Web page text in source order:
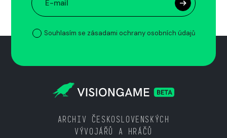
Souhlasím se zásadami ochrany osobních údajů
ARCHIV ČESKOSLOVENSKÝCH
VÝVOJÁŘŮ A HRÁČŮ